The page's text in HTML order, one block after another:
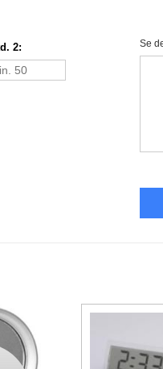
2: Se